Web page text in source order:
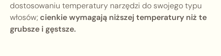
dostosowaniu temperatury narzędzi do swojego typu
włosów;cienkie wymagają niższej temperatury niż te
grubsze i gęstsze.